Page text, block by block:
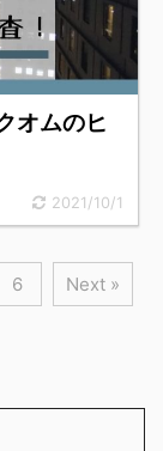
オムのヒ
2021/10/1
6 Next »